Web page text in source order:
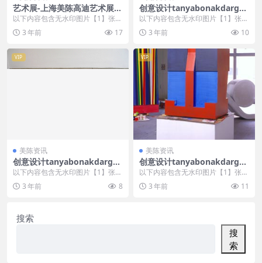
艺术展-上海美陈高迪艺术展
(14)郑州市壹企划
以下内容包含无水印图片【1】张
，开通会员无障碍浏览 开通VIP会
员 3 年前 17
创意设计tanyabonakdargall
ery美陈创意 (3354)
以下内容包含无水印图片【1】张
，开通会员无障碍浏览 开通VIP会
员 3 年前 10
VIP
美陈资讯
创意设计tanyabonakdargall
ery美陈创意 (1484)
以下内容包含无水印图片【1】张
，开通会员无障碍浏览 开通VIP会
员 3 年前 8
VIP
美陈资讯
创意设计tanyabonakdargall
ery美陈创意 (575)
以下内容包含无水印图片【1】张
，开通会员无障碍浏览 开通VIP会
员 3 年前 11
搜索
搜
索